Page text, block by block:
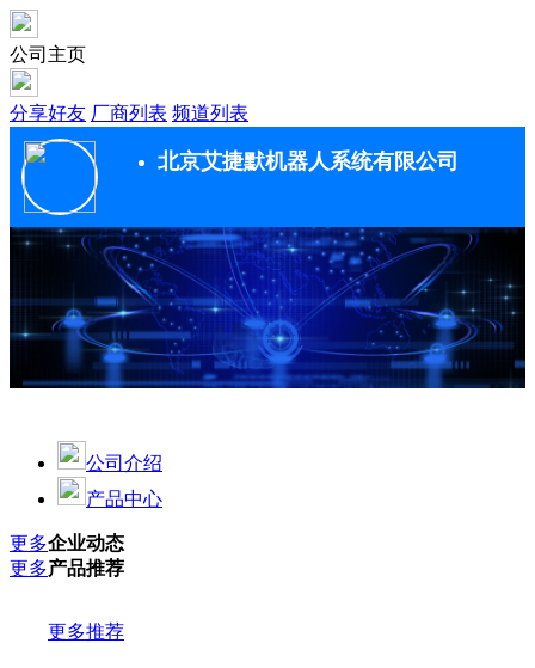
公司主页
分享好友 厂商列表 频道列表
北京艾捷默机器人系统有限公司
公司介绍
产品中心
更多企业动态
更多产品推荐
更多推荐